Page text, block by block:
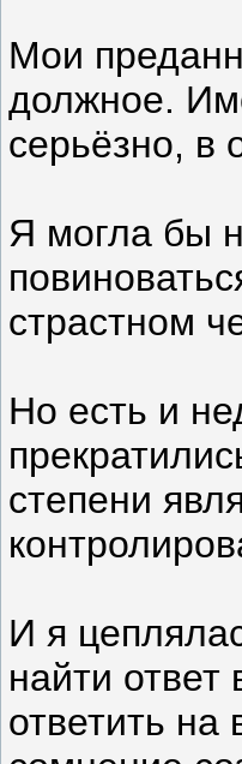
Мои
должное.
серьёзно, в
Я могла бы
страстном
Но есть и
степени
И я
найти
ответить